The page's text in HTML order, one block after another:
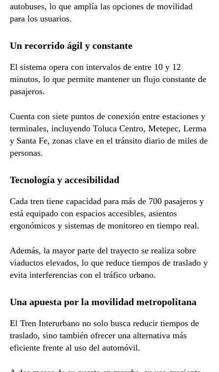
autobuses, lo que amplía las opciones de movilidad
para los usuarios.
Un recorrido ágil y constante
El sistema opera con intervalos de entre 10 y 12
minutos, lo que permite mantener un flujo constante de
pasajeros.
Cuenta con siete puntos de conexión entre estaciones y
terminales, incluyendo Toluca Centro, Metepec, Lerma
y Santa Fe, zonas clave en el tránsito diario de miles de
personas.
Tecnología y accesibilidad
Cada tren tiene capacidad para más de 700 pasajeros y
está equipado con espacios accesibles, asientos
ergonómicos y sistemas de monitoreo en tiempo real.
Además, la mayor parte del trayecto se realiza sobre
viaductos elevados, lo que reduce tiempos de traslado y
evita interferencias con el tráfico urbano.
Una apuesta por la movilidad metropolitana
El Tren Interurbano no solo busca reducir tiempos de
traslado, sino también ofrecer una alternativa más
eficiente frente al uso del automóvil.